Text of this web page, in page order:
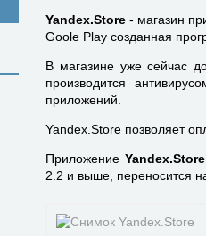
Yandex.Store - магазин
Goole Play созданная
В магазине уже сейчас
производится
приложений.
Yandex.Store позволяет
ПриложениеYandex.Store
2.2 и выше, переносится